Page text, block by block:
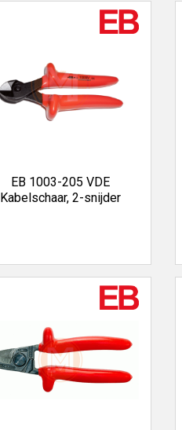
EB 1003-205 VDE
Kabelschaar, 2-snijder